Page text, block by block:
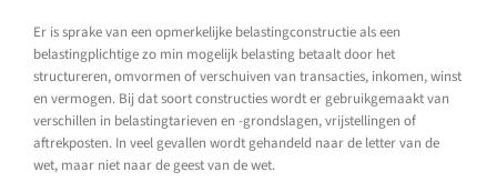
Er is sprake van een opmerkelijke belastingconstructie als een
belastingplichtige zo min mogelijk belasting betaalt door het
structureren, omvormen of verschuiven van transacties, inkomen, winst
en vermogen. Bij dat soort constructies wordt er gebruikgemaakt van
verschillen in belastingtarieven en -grondslagen, vrijstellingen of
aftrekposten. In veel gevallen wordt gehandeld naar de letter van de
wet, maar niet naar de geest van de wet.